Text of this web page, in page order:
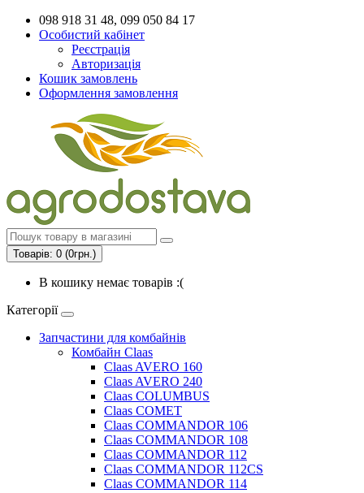
098 918 31 48, 099 050 84 17
Особистий кабінет
Реєстрація
Авторизація
Кошик замовлень
Оформлення замовлення
Товарів: 0 (0грн.)
В кошику немає товарів :(
Категорії
Запчастини для комбайнів
Комбайн Claas
Claas AVERO 160
Claas AVERO 240
Claas COLUMBUS
Claas COMET
Claas COMMANDOR 106
Claas COMMANDOR 108
Claas COMMANDOR 112
Claas COMMANDOR 112CS
Claas COMMANDOR 114